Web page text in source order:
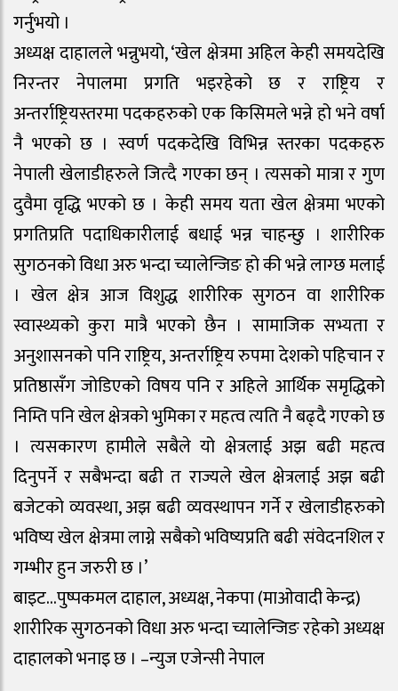
गर्नुभयो ।
अध्यक्ष दाहालले भन्नुभयो, ‘खेल क्षेत्रमा अहिल केही समयदेखि
निरन्तर नेपालमा प्रगति भइरहेको छ र राष्ट्रिय र
अन्तर्राष्ट्रियस्तरमा पदकहरुको एक किसिमले भन्ने हो भने वर्षा
नै भएको छ । स्वर्ण पदकदेखि विभिन्न स्तरका पदकहरु
नेपाली खेलाडीहरुले जित्दै गएका छन् । त्यसको मात्रा र गुण
दुवैमा वृद्धि भएको छ । केही समय यता खेल क्षेत्रमा भएको
प्रगतिप्रति पदाधिकारीलाई बधाई भन्न चाहन्छु । शारीरिक
सुगठनको विधा अरु भन्दा च्यालेन्जिङ हो की भन्ने लाग्छ मलाई
। खेल क्षेत्र आज विशुद्ध शारीरिक सुगठन वा शारीरिक
स्वास्थ्यको कुरा मात्रै भएको छैन । सामाजिक सभ्यता र
अनुशासनको पनि राष्ट्रिय, अन्तर्राष्ट्रिय रुपमा देशको पहिचान र
प्रतिष्ठासँग जोडिएको विषय पनि र अहिले आर्थिक समृद्धिको
निम्ति पनि खेल क्षेत्रको भुमिका र महत्व त्यति नै बढ्दै गएको छ
। त्यसकारण हामीले सबैले यो क्षेत्रलाई अझ बढी महत्व
दिनुपर्ने र सबैभन्दा बढी त राज्यले खेल क्षेत्रलाई अझ बढी
बजेटको व्यवस्था, अझ बढी व्यवस्थापन गर्ने र खेलाडीहरुको
भविष्य खेल क्षेत्रमा लाग्ने सबैको भविष्यप्रति बढी संवेदनशिल र
गम्भीर हुन जरुरी छ ।’
बाइट…पुष्पकमल दाहाल, अध्यक्ष, नेकपा (माओवादी केन्द्र)
शारीरिक सुगठनको विधा अरु भन्दा च्यालेन्जिङ रहेको अध्यक्ष
दाहालको भनाइ छ । –न्युज एजेन्सी नेपाल